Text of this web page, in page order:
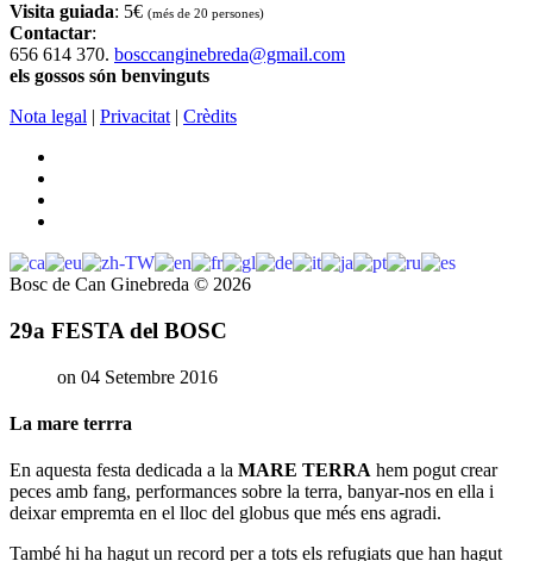
Visita guiada: 5€ (més de 20 persones)
Contactar:
656 614 370. bosccanginebreda@gmail.com
els gossos són benvinguts
Nota legal | Privacitat | Crèdits
Bosc de Can Ginebreda © 2026
29a FESTA del BOSC
on 04 Setembre 2016
La mare terrra
En aquesta festa dedicada a la MARE TERRA hem pogut crear
peces amb fang, performances sobre la terra, banyar-nos en ella i
deixar empremta en el lloc del globus que més ens agradi.
També hi ha hagut un record per a tots els refugiats que han hagut